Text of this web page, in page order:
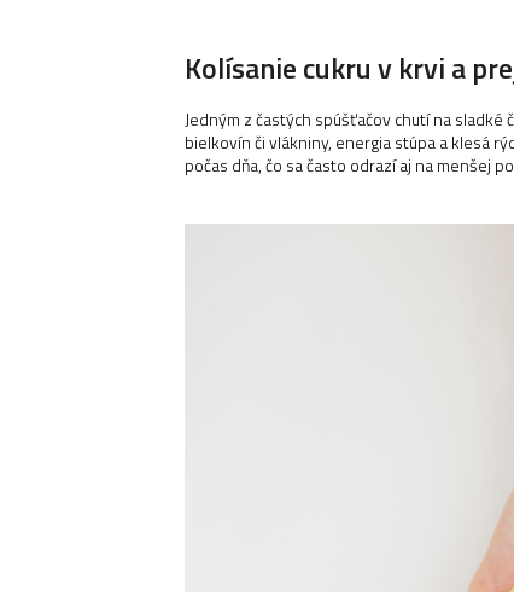
Kolísanie cukru v krvi a
Jedným z častých spúšťačov chutí na
bielkovín či vlákniny, energia stúpa a klesá
počas dňa, čo sa často odrazí aj na menšej